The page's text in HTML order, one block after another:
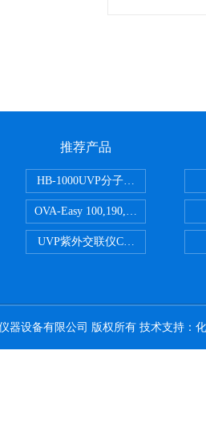
推荐产品
HB-1000UVP分子杂交箱
OVA-Easy 100,190,380,580英国
UVP紫外交联仪CL-1000
器设备有限公司 版权所有 技术支持：